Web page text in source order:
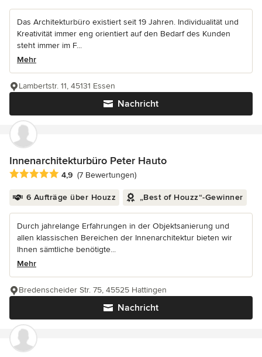
Das Architekturbüro existiert seit 19 Jahren. Individualität und
Kreativität immer eng orientiert auf den Bedarf des Kunden
steht immer im F...
Mehr
Nachricht
Lambertstr. 11, 45131 Essen
Innenarchitekturbüro Peter Hauto
Durchschnittliche Bewertung: 4.9 von 5 Sternen
4,9 (7 Bewertungen)
6 Aufträge über Houzz „Best of Houzz“-Gewinner
Durch jahrelange Erfahrungen in der Objektsanierung und
allen klassischen Bereichen der Innenarchitektur bieten wir
Ihnen sämtliche benötigte...
Mehr
Nachricht
Bredenscheider Str. 75, 45525 Hattingen